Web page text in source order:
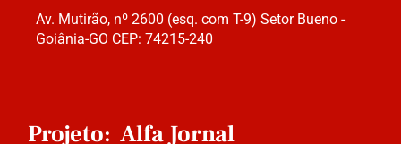
Av. Mutirão, nº 2600 (esq. com T-9) Setor Bueno -
Goiânia-GO CEP: 74215-240
Projeto: Alfa Jornal